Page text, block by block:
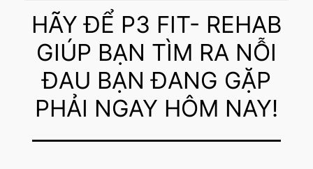
HÃY ĐỂ P3 FIT- REHAB
GIÚP BẠN TÌM RA NỖI
ĐAU BẠN ĐANG GẶP
PHẢI NGAY HÔM NAY!